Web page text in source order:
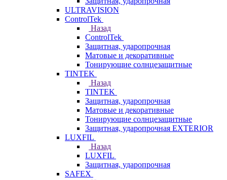
ULTRAVISION
ControlTek
Назад
ControlTek
Защитная, ударопрочная
Матовые и декоративные
Тонирующие солнцезащитные
TINTEK
Назад
TINTEK
Защитная, ударопрочная
Матовые и декоративные
Тонирующие солнцезащитные
Защитная, ударопрочная EXTERIOR
LUXFIL
Назад
LUXFIL
Защитная, ударопрочная
SAFEX